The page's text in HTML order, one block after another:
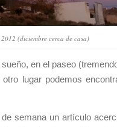
(diciembre cerca de casa)
en el paseo
lugar podemos
semana un artículo